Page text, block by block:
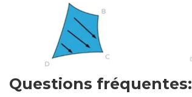
Questions fréquentes: